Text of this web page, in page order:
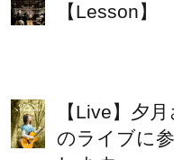
【Lesson】
【Live】夕月
のライブに